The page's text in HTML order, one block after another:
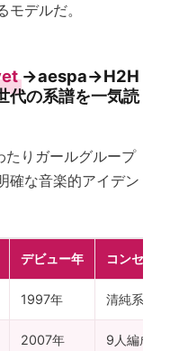
デルだ。
→aespa→H2H
の系譜を一気読
りガールグループ
確な音楽的アイデン
デビュー年 コンセプ
1997年 清純系ア
2007年 9人編成・